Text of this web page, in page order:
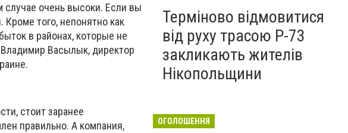
случае очень высоки. Если вы
того, непонятно как
в районах, которые не
Васылык, директор
стоит заранее
правильно. А компания,
Терміново відмовитися
від руху трасою Р-73
закликають жителів
Нікопольщини
ОГОЛОШЕННЯ